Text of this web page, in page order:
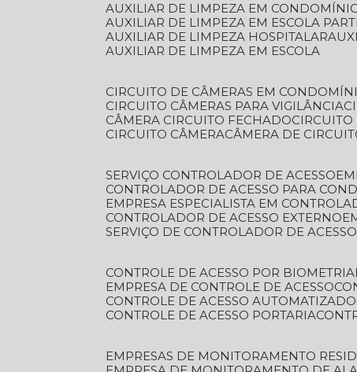
AUXILIAR DE LIMPEZA EM
AUXILIAR DE LIMPEZA EM ESCOLA
AUXILIAR DE LIMPEZA HOSPITALAR
AUXILIAR DE LIMPEZA EM ESCOLA
CIRCUITO DE CÂMERAS EM
CIRCUITO CÂMERAS PARA VIGILÂNCIA
CÂMERA CIRCUITO FECHADO
CIRCUITO CÂMERA
CÂMERA DE
SERVIÇO CONTROLADOR DE ACESSO
CONTROLADOR DE ACESSO PARA
EMPRESA ESPECIALISTA EM
CONTROLADOR DE ACESSO EXTERNO
SERVIÇO DE CONTROLADOR DE ACESSO
CONTROLE DE ACESSO POR BIOMETRIA
EMPRESA DE CONTROLE DE ACESSO
CONTROLE DE ACESSO AUTOMATIZADO
CONTROLE DE ACESSO PORTARIA
EMPRESAS DE MONITORAMENTO